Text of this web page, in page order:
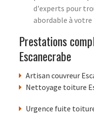
d'experts pour
abordable à
Prestations
Escanecrabe
Artisan couvreur
Nettoyage toiture
Urgence fuite